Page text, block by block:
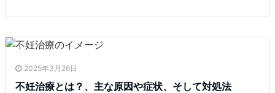
2025年3月26日
不妊治療とは？、主な原因や症状、そして対処法